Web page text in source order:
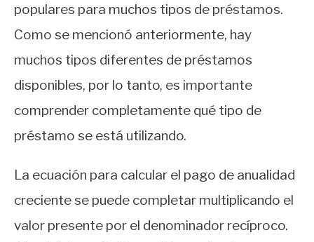
populares para muchos tipos de préstamos.
Como se mencionó anteriormente, hay
muchos tipos diferentes de préstamos
disponibles, por lo tanto, es importante
comprender completamente qué tipo de
préstamo se está utilizando.
La ecuación para calcular el pago de anualidad
creciente se puede completar multiplicando el
valor presente por el denominador recíproco.